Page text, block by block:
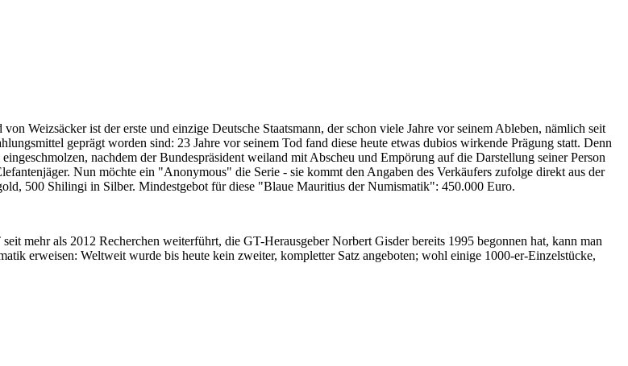
Weizsäcker ist der erste und einzige Deutsche Staatsmann, der schon viele Jahre vor seinem Ableben, nämlich seit
geprägt worden sind: 23 Jahre vor seinem Tod fand diese heute etwas dubios wirkende Prägung statt. Denn
nachdem der Bundespräsident weiland mit Abscheu und Empörung auf die Darstellung seiner Person
Nun möchte ein "Anonymous" die Serie - sie kommt den Angaben des Verkäufers zufolge direkt aus der
500 Shilingi in Silber. Mindestgebot für diese "Blaue Mauritius der Numismatik": 450.000 Euro.
mehr als 2012 Recherchen weiterführt, die GT-Herausgeber Norbert Gisder bereits 1995 begonnen hat, kann man
erweisen: Weltweit wurde bis heute kein zweiter, kompletter Satz angeboten; wohl einige 1000-er-Einzelstücke,